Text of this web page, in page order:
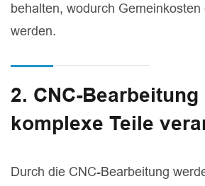
behalten, wodurch Gemeinkosten
werden.
2. CNC-Bearbeitung
komplexe Teile
Durch die CNC-Bearbeitung